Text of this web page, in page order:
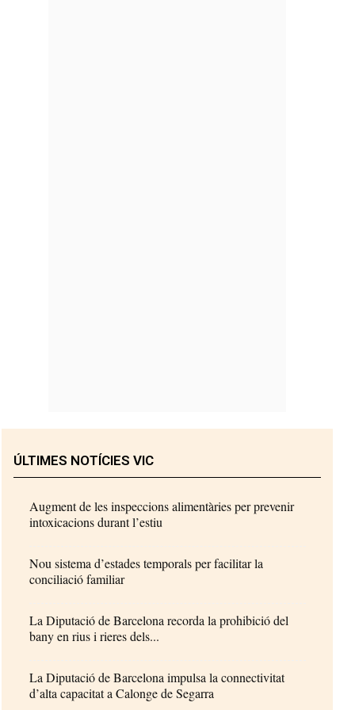
ÚLTIMES NOTÍCIES VIC
Augment de les inspeccions alimentàries per prevenir
intoxicacions durant l’estiu
Nou sistema d’estades temporals per facilitar la
conciliació familiar
La Diputació de Barcelona recorda la prohibició del
bany en rius i rieres dels...
La Diputació de Barcelona impulsa la connectivitat
d’alta capacitat a Calonge de Segarra